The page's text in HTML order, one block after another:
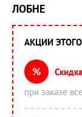
ЛОБНЕ
АКЦИИ
%
при заказе